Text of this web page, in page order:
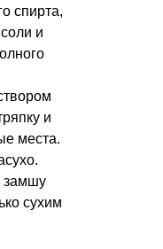
спирта,
и
и
места.
замшу
сухим